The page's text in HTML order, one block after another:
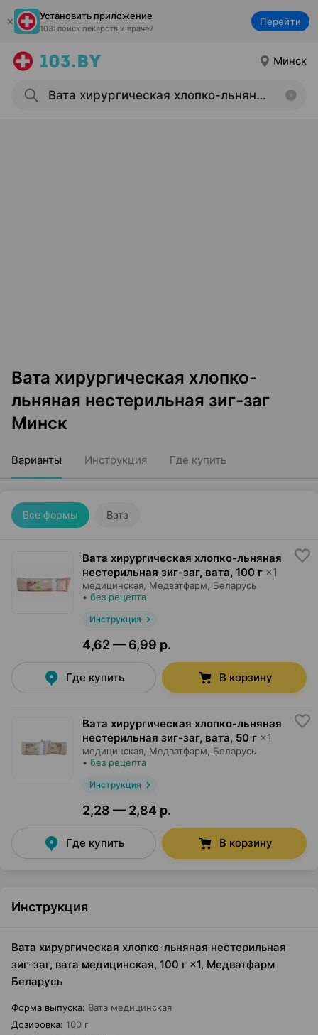
Установить приложение
103: поиск лекарств и врачей
Перейти
Минск
Вата хирургическая хлопко-
льняная нестерильная зиг-заг
Минск
Варианты Инструкция Где купить
Все формы Вата
Вата хирургическая хлопко-льняная
нестерильная зиг-заг, вата, 100 г ×1
медицинская, Медватфарм , Беларусь
• без рецепта
Инструкция
4,62 — 6,99 р.
Где купить В корзину
Вата хирургическая хлопко-льняная
нестерильная зиг-заг, вата, 50 г ×1
медицинская, Медватфарм , Беларусь
• без рецепта
Инструкция
2,28 — 2,84 р.
Где купить В корзину
Инструкция
Вата хирургическая хлопко-льняная нестерильная
зиг-заг, вата медицинская, 100 г ×1, Медватфарм
Беларусь
Форма выпуска: Вата медицинская
Дозировка: 100 г